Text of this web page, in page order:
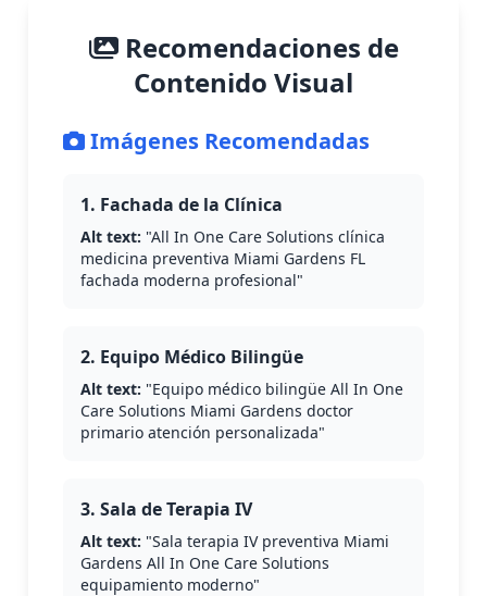
Recomendaciones de
Contenido Visual
Imágenes Recomendadas
1. Fachada de la Clínica
Alt text: "All In One Care Solutions clínica
medicina preventiva Miami Gardens FL
fachada moderna profesional"
2. Equipo Médico Bilingüe
Alt text: "Equipo médico bilingüe All In One
Care Solutions Miami Gardens doctor
primario atención personalizada"
3. Sala de Terapia IV
Alt text: "Sala terapia IV preventiva Miami
Gardens All In One Care Solutions
equipamiento moderno"